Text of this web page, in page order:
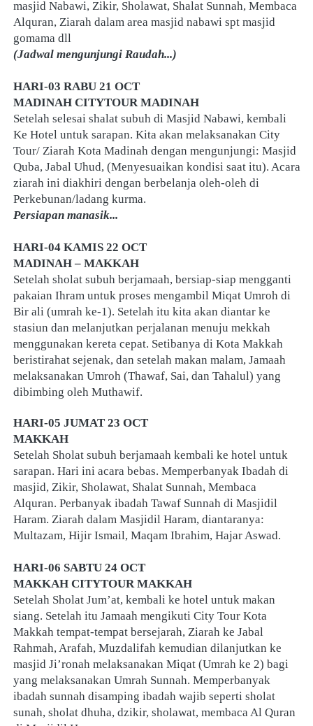
masjid Nabawi, Zikir, Sholawat, Shalat Sunnah, Membaca
Alquran, Ziarah dalam area masjid nabawi spt masjid
gomama dll
(Jadwal mengunjungi Raudah...)
HARI-03 RABU 21 OCT
MADINAH CITYTOUR MADINAH
Setelah selesai shalat subuh di Masjid Nabawi, kembali
Ke Hotel untuk sarapan. Kita akan melaksanakan City
Tour/ Ziarah Kota Madinah dengan mengunjungi: Masjid
Quba, Jabal Uhud, (Menyesuaikan kondisi saat itu). Acara
ziarah ini diakhiri dengan berbelanja oleh-oleh di
Perkebunan/ladang kurma.
Persiapan manasik...
HARI-04 KAMIS 22 OCT
MADINAH – MAKKAH
Setelah sholat subuh berjamaah, bersiap-siap mengganti
pakaian Ihram untuk proses mengambil Miqat Umroh di
Bir ali (umrah ke-1). Setelah itu kita akan diantar ke
stasiun dan melanjutkan perjalanan menuju mekkah
menggunakan kereta cepat. Setibanya di Kota Makkah
beristirahat sejenak, dan setelah makan malam, Jamaah
melaksanakan Umroh (Thawaf, Sai, dan Tahalul) yang
dibimbing oleh Muthawif.
HARI-05 JUMAT 23 OCT
MAKKAH
Setelah Sholat subuh berjamaah kembali ke hotel untuk
sarapan. Hari ini acara bebas. Memperbanyak Ibadah di
masjid, Zikir, Sholawat, Shalat Sunnah, Membaca
Alquran. Perbanyak ibadah Tawaf Sunnah di Masjidil
Haram. Ziarah dalam Masjidil Haram, diantaranya:
Multazam, Hijir Ismail, Maqam Ibrahim, Hajar Aswad.
HARI-06 SABTU 24 OCT
MAKKAH CITYTOUR MAKKAH
Setelah Sholat Jum’at, kembali ke hotel untuk makan
siang. Setelah itu Jamaah mengikuti City Tour Kota
Makkah tempat-tempat bersejarah, Ziarah ke Jabal
Rahmah, Arafah, Muzdalifah kemudian dilanjutkan ke
masjid Ji’ronah melaksanakan Miqat (Umrah ke 2) bagi
yang melaksanakan Umrah Sunnah. Memperbanyak
ibadah sunnah disamping ibadah wajib seperti sholat
sunah, sholat dhuha, dzikir, sholawat, membaca Al Quran